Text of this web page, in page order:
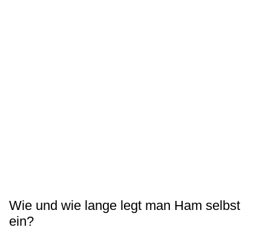
Wie und wie lange legt man Ham selbst
ein?